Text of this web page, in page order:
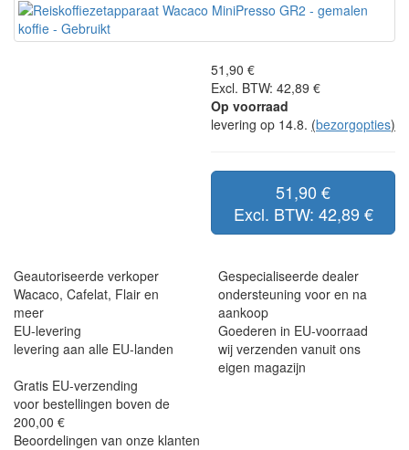
51,90 €
Excl. BTW: 42,89 €
Op voorraad
levering op 14.8. (bezorgopties)
51,90 €
Excl. BTW: 42,89 €
Geautoriseerde verkoper
Wacaco, Cafelat, Flair en
meer
Gespecialiseerde dealer
ondersteuning voor en na
aankoop
EU-levering
levering aan alle EU-landen
Goederen in EU-voorraad
wij verzenden vanuit ons
eigen magazijn
Gratis EU-verzending
voor bestellingen boven de
200,00 €
Beoordelingen van onze klanten